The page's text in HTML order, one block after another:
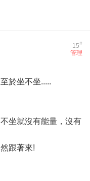
15#
管理
於坐不坐.....
坐就沒有能量，沒有
跟著來!